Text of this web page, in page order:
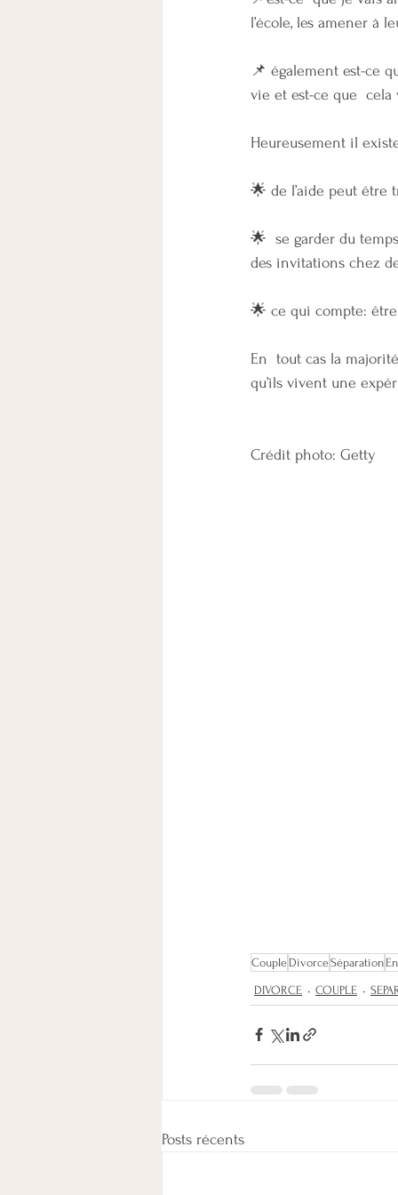
l’école, les amener à
📌 également est-ce
vie et est-ce que  cela
Heureusement il
🌟 de l’aide peut être
🌟  se garder du
des invitations chez
🌟 ce qui compte:
En  tout cas la
qu’ils vivent une
Crédit photo: Getty
Couple DivorceSéparation
DIVORCE COUPLE
Posts récents